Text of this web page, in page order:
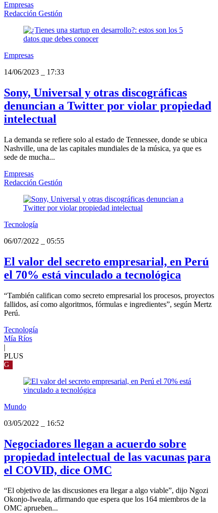
Empresas
Redacción Gestión
Empresas
14/06/2023
17:33
Sony, Universal y otras discográficas
denuncian a Twitter por violar propiedad
intelectual
La demanda se refiere solo al estado de Tennessee, donde se ubica
Nashville, una de las capitales mundiales de la música, ya que es
sede de mucha...
Empresas
Redacción Gestión
Tecnología
06/07/2022
05:55
El valor del secreto empresarial, en Perú
el 70% está vinculado a tecnológica
“También califican como secreto empresarial los procesos, proyectos
fallidos, así como algoritmos, fórmulas e ingredientes”, según Mertz
Perú.
Tecnología
Mía Ríos
|
PLUS
G
Mundo
03/05/2022
16:52
Negociadores llegan a acuerdo sobre
propiedad intelectual de las vacunas para
el COVID, dice OMC
“El objetivo de las discusiones era llegar a algo viable”, dijo Ngozi
Okonjo-Iweala, afirmando que espera que los 164 miembros de la
OMC aprueben...